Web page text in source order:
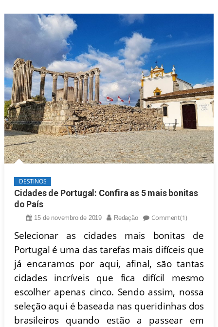
DESTINOS
Cidades de Portugal: Confira as 5 mais bonitas
do País
15 de novembro de 2019 Redação Comment(1)
Selecionar as cidades mais bonitas de
Portugal é uma das tarefas mais difíceis que
já encaramos por aqui, afinal, são tantas
cidades incríveis que fica difícil mesmo
escolher apenas cinco. Sendo assim, nossa
seleção aqui é baseada nas queridinhas dos
brasileiros quando estão a passear em